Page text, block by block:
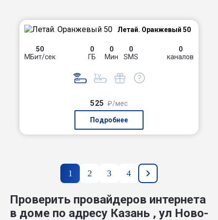
Летай. Оранжевый 50
50
МБит/сек
0
ГБ
0
Мин
0
SMS
0
каналов
525 ₽/мес
Подробнее
1 2 3 4
Проверить провайдеров интернета
в доме по адресу Казань , ул Ново-